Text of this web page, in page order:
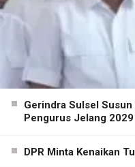
Gerindra Sulsel
Pengurus Jelang 2029
DPR Minta Kenaikan